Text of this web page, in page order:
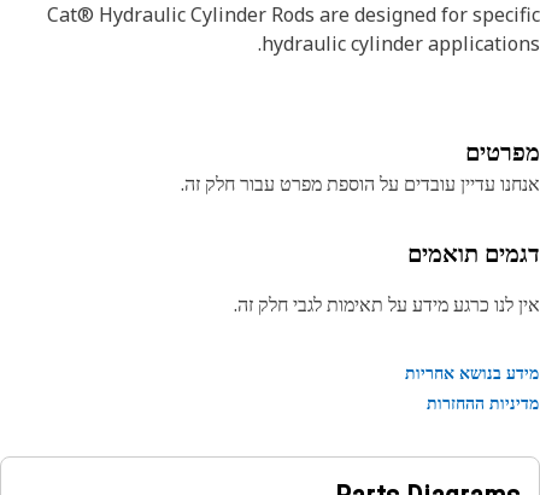
Cat® Hydraulic Cylinder Rods are designed for
hydraulic cylinder
עדיין עובדים על הוספת מפרט עבור חלק זה.
תואמים
לנו כרגע מידע על תאימות לגבי חלק זה.
בנושא אחריות
ההחזרות